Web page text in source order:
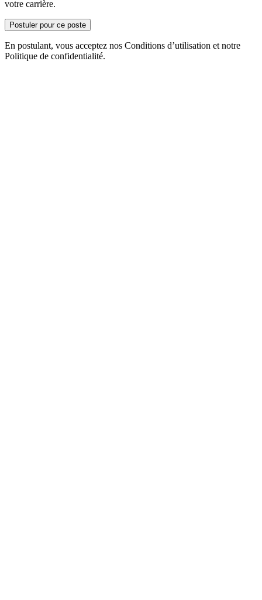
votre carrière.
Postuler pour ce poste
En postulant, vous acceptez nos Conditions d’utilisation et notre
Politique de confidentialité.